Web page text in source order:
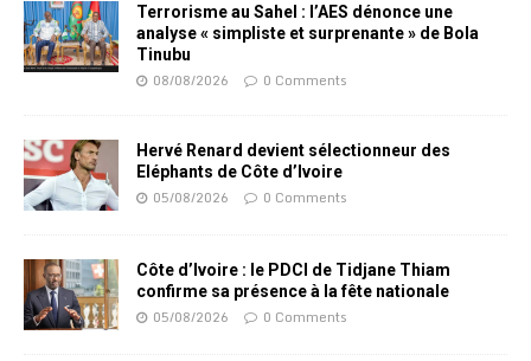
Terrorisme au Sahel : l’AES dénonce une
analyse « simpliste et surprenante » de Bola
Tinubu
08/08/2026 0 Comments
Hervé Renard devient sélectionneur des
Eléphants de Côte d’Ivoire
05/08/2026 0 Comments
Côte d’Ivoire : le PDCI de Tidjane Thiam
confirme sa présence à la fête nationale
05/08/2026 0 Comments